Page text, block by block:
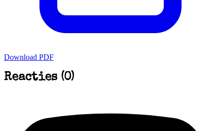
Download PDF
Reacties (0)